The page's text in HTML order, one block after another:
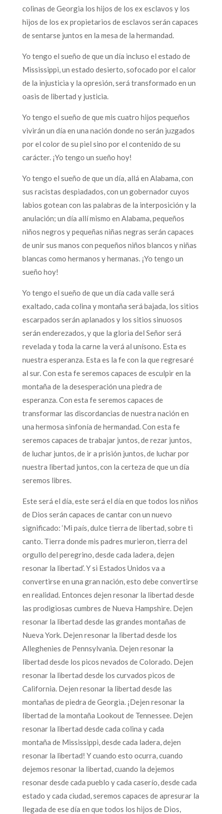
colinas de Georgia los hijos de los ex esclavos y los
hijos de los ex propietarios de esclavos serán capaces
de sentarse juntos en la mesa de la hermandad.
Yo tengo el sueño de que un día incluso el estado de
Mississippi, un estado desierto, sofocado por el calor
de la injusticia y la opresión, será transformado en un
oasis de libertad y justicia.
Yo tengo el sueño de que mis cuatro hijos pequeños
vivirán un día en una nación donde no serán juzgados
por el color de su piel sino por el contenido de su
carácter. ¡Yo tengo un sueño hoy!
Yo tengo el sueño de que un día, allá en Alabama, con
sus racistas despiadados, con un gobernador cuyos
labios gotean con las palabras de la interposición y la
anulación; un día allí mismo en Alabama, pequeños
niños negros y pequeñas niñas negras serán capaces
de unir sus manos con pequeños niños blancos y niñas
blancas como hermanos y hermanas. ¡Yo tengo un
sueño hoy!
Yo tengo el sueño de que un día cada valle será
exaltado, cada colina y montaña será bajada, los sitios
escarpados serán aplanados y los sitios sinuosos
serán enderezados, y que la gloria del Señor será
revelada y toda la carne la verá al unísono. Esta es
nuestra esperanza. Esta es la fe con la que regresaré
al sur. Con esta fe seremos capaces de esculpir en la
montaña de la desesperación una piedra de
esperanza. Con esta fe seremos capaces de
transformar las discordancias de nuestra nación en
una hermosa sinfonía de hermandad. Con esta fe
seremos capaces de trabajar juntos, de rezar juntos,
de luchar juntos, de ir a prisión juntos, de luchar por
nuestra libertad juntos, con la certeza de que un día
seremos libres.
Este será el día, este será el día en que todos los niños
de Dios serán capaces de cantar con un nuevo
significado: ‘Mi país, dulce tierra de libertad, sobre ti
canto. Tierra donde mis padres murieron, tierra del
orgullo del peregrino, desde cada ladera, dejen
resonar la libertad’. Y si Estados Unidos va a
convertirse en una gran nación, esto debe convertirse
en realidad. Entonces dejen resonar la libertad desde
las prodigiosas cumbres de Nueva Hampshire. Dejen
resonar la libertad desde las grandes montañas de
Nueva York. Dejen resonar la libertad desde los
Alleghenies de Pennsylvania. Dejen resonar la
libertad desde los picos nevados de Colorado. Dejen
resonar la libertad desde los curvados picos de
California. Dejen resonar la libertad desde las
montañas de piedra de Georgia. ¡Dejen resonar la
libertad de la montaña Lookout de Tennessee. Dejen
resonar la libertad desde cada colina y cada
montaña de Mississippi, desde cada ladera, dejen
resonar la libertad! Y cuando esto ocurra, cuando
dejemos resonar la libertad, cuando la dejemos
resonar desde cada pueblo y cada caserío, desde cada
estado y cada ciudad, seremos capaces de apresurar la
llegada de ese día en que todos los hijos de Dios,